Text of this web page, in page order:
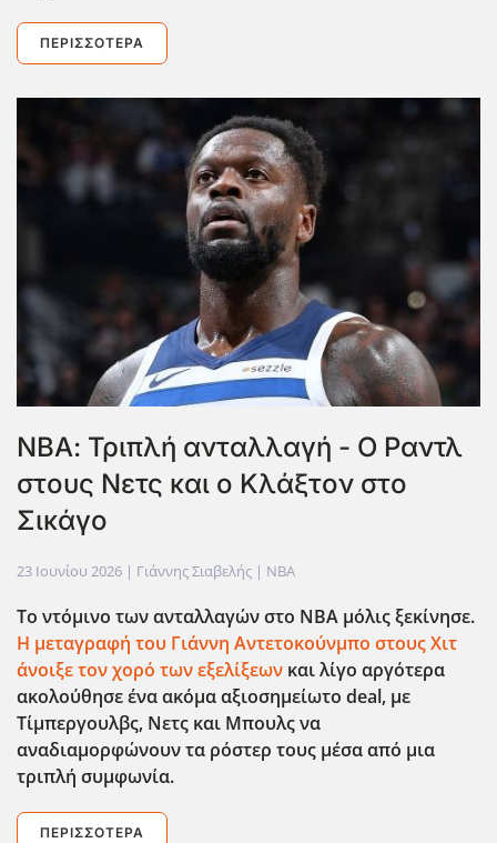
ΠΕΡΙΣΣΌΤΕΡΑ
ΝΒΑ: Τριπλή ανταλλαγή - Ο Ραντλ
στους Νετς και ο Κλάξτον στο
Σικάγο
23 Ιουνίου 2026 | Γιάννης Σιαβελής | NBA
Το ντόμινο των ανταλλαγών στο NBA μόλις ξεκίνησε.
Η μεταγραφή του Γιάννη Αντετοκούνμπο στους Χιτ
άνοιξε τον χορό των εξελίξεων και λίγο αργότερα
ακολούθησε ένα ακόμα αξιοσημείωτο deal, με
Τίμπεργουλβς, Νετς και Μπουλς να
αναδιαμορφώνουν τα ρόστερ τους μέσα από μια
τριπλή συμφωνία.
ΠΕΡΙΣΣΌΤΕΡΑ